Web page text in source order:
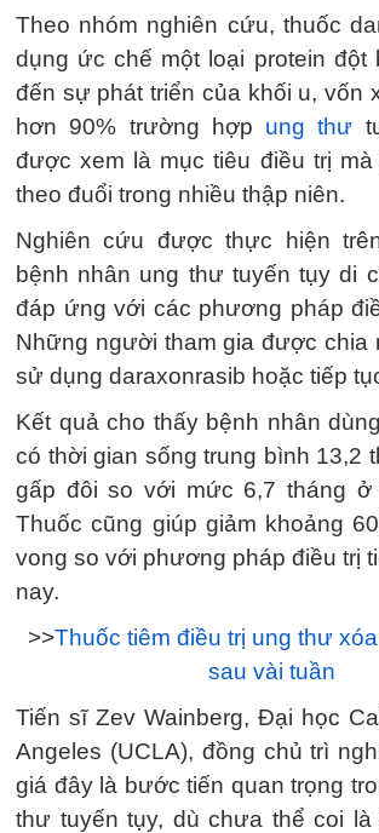
Theo nhóm nghiên cứu, thuốc
dụng ức chế một loại protein đột
đến sự phát triển của khối u, vốn
hơn 90% trường hợp ung thư
được xem là mục tiêu điều trị
theo đuổi trong nhiều thập niên.
Nghiên cứu được thực hiện
bệnh nhân ung thư tuyến tụy di
đáp ứng với các phương pháp
Những người tham gia được chia
sử dụng daraxonrasib hoặc tiếp
Kết quả cho thấy bệnh nhân
có thời gian sống trung bình 13,2
gấp đôi so với mức 6,7 tháng ở
Thuốc cũng giúp giảm khoảng
vong so với phương pháp điều trị
nay.
>>Thuốc tiêm điều trị ung thư
sau vài tuần
Tiến sĩ Zev Wainberg, Đại học
Angeles (UCLA), đồng chủ trì
giá đây là bước tiến quan trọng
thư tuyến tụy, dù chưa thể coi